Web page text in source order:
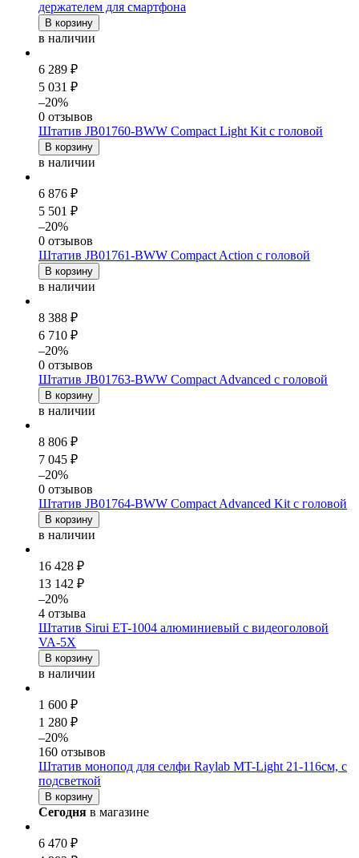
держателем для смартфона
В корзину
в наличии
6 289 ₽
5 031 ₽
–20%
0 отзывов
Штатив JB01760-BWW Compact Light Kit c головой
В корзину
в наличии
6 876 ₽
5 501 ₽
–20%
0 отзывов
Штатив JB01761-BWW Compact Action c головой
В корзину
в наличии
8 388 ₽
6 710 ₽
–20%
0 отзывов
Штатив JB01763-BWW Compact Advanced c головой
В корзину
в наличии
8 806 ₽
7 045 ₽
–20%
0 отзывов
Штатив JB01764-BWW Compact Advanced Kit c головой
В корзину
в наличии
16 428 ₽
13 142 ₽
–20%
4 отзыва
Штатив Sirui ET-1004 алюминиевый с видеоголовой
VA-5X
В корзину
в наличии
1 600 ₽
1 280 ₽
–20%
160 отзывов
Штатив монопод для селфи Raylab MT-Light 21-116см, с
подсветкой
В корзину
Сегодня в магазине
6 470 ₽